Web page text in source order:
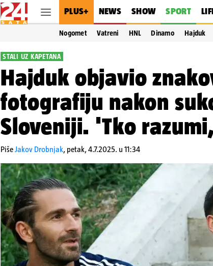
PLUS+ NEWS SHOW SPORT
Nogomet Vatreni HNL Dinamo Hajduk
STALI UZ KAPETANA
Hajduk objavio
fotografiju nakon
Sloveniji. 'Tko
PišeJakov Drobnjak, petak, 4.7.2025. u 11:34